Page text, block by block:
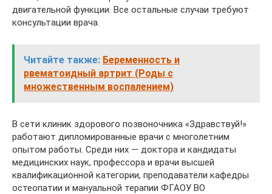
двигательной функции. Все остальные случаи требуют
консультации врача.
Читайте также: Беременность и
рвематоидный артрит (Роды с
множественным воспалением)
В сети клиник здорового позвоночника «Здравствуй!»
работают дипломированные врачи с многолетним
опытом работы. Среди них — доктора и кандидаты
медицинских наук, профессора и врачи высшей
квалификационной категории, преподаватели кафедры
остеопатии и мануальной терапии ФГАОУ ВО